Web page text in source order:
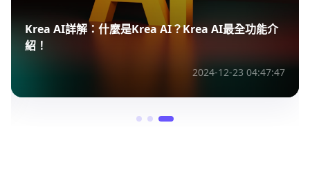
Krea AI詳解：什麼是Krea AI？Krea AI最全功能介
紹！
2024-12-23 04:47:47